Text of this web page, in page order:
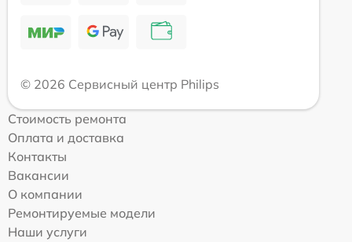
© 2026 Сервисный центр Philips
Стоимость ремонта
Оплата и доставка
Контакты
Вакансии
О компании
Ремонтируемые модели
Наши услуги